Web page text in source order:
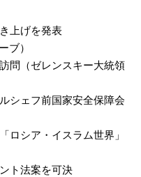
上げを発表
ブ）
問（ゼレンスキー大統領
シェフ前国家安全保障会
ロシア・イスラム世界」
ト法案を可決